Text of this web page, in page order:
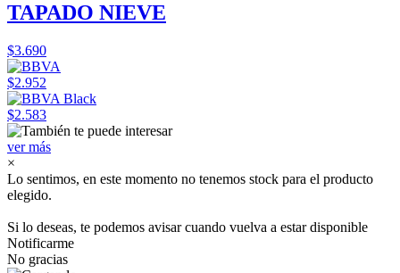
TAPADO NIEVE
$3.690
$2.952
$2.583
ver más
×
Lo sentimos, en este momento no tenemos stock para el producto
elegido.
Si lo deseas, te podemos avisar cuando vuelva a estar disponible
Notificarme
No gracias